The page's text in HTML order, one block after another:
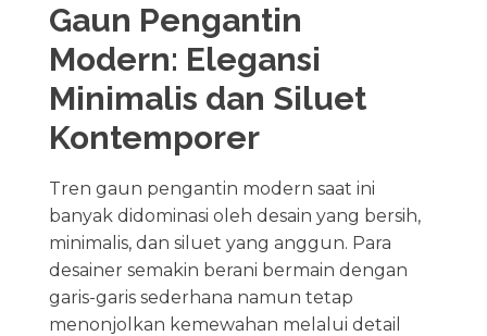
Gaun Pengantin
Modern: Elegansi
Minimalis dan Siluet
Kontemporer
Tren gaun pengantin modern saat ini
banyak didominasi oleh desain yang bersih,
minimalis, dan siluet yang anggun. Para
desainer semakin berani bermain dengan
garis-garis sederhana namun tetap
menonjolkan kemewahan melalui detail